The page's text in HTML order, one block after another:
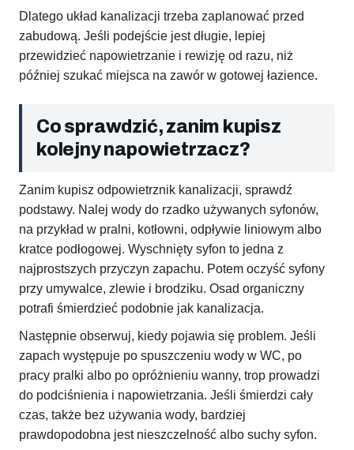
Dlatego układ kanalizacji trzeba zaplanować przed
zabudową. Jeśli podejście jest długie, lepiej
przewidzieć napowietrzanie i rewizję od razu, niż
później szukać miejsca na zawór w gotowej łazience.
Co sprawdzić, zanim kupisz
kolejny napowietrzacz?
Zanim kupisz odpowietrznik kanalizacji, sprawdź
podstawy. Nalej wody do rzadko używanych syfonów,
na przykład w pralni, kotłowni, odpływie liniowym albo
kratce podłogowej. Wyschnięty syfon to jedna z
najprostszych przyczyn zapachu. Potem oczyść syfony
przy umywalce, zlewie i brodziku. Osad organiczny
potrafi śmierdzieć podobnie jak kanalizacja.
Następnie obserwuj, kiedy pojawia się problem. Jeśli
zapach występuje po spuszczeniu wody w WC, po
pracy pralki albo po opróżnieniu wanny, trop prowadzi
do podciśnienia i napowietrzania. Jeśli śmierdzi cały
czas, także bez używania wody, bardziej
prawdopodobna jest nieszczelność albo suchy syfon.